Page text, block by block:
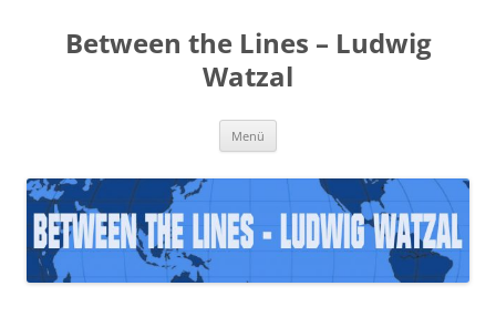
springenBetween the Lines – Ludwig
Watzal
Menü